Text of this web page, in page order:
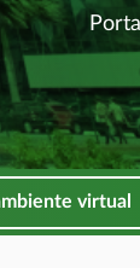
virtual